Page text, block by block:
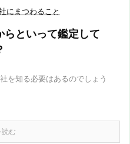
にまつわること
らといって鑑定して
を知る必要はあるのでしょう
む